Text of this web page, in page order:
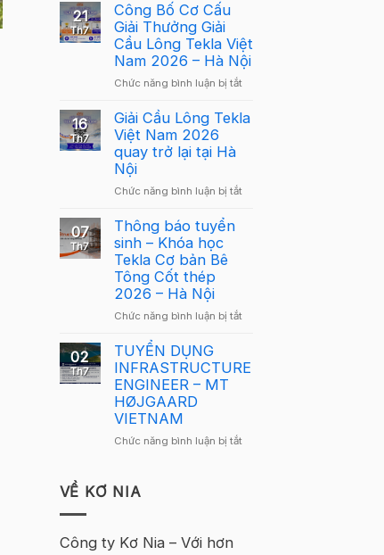
Carbon
–
Hướng
dẫn
dụng
21
Th7
Công Bố Cơ Cấu
Giải Thưởng Giải
Cầu Lông Tekla Việt
Nam 2026 – Hà Nội
Chức năng bình luận bị tắtở
Bố
Giải
Hà
16
Th7
Giải Cầu Lông Tekla
Việt Nam 2026
quay trở lại tại Hà
Nội
Chức năng bình luận bị tắtở
quay
tại
07
Th7
Thông báo tuyển
sinh – Khóa học
Tekla Cơ bản Bê
Tông Cốt thép
2026 – Hà Nội
Chức năng bình luận bị tắtở
tuyển
Tekla
02
Th7
TUYỂN DỤNG
INFRASTRUCTURE
ENGINEER – MT
HØJGAARD
VIETNAM
Chức năng bình luận bị tắtở
VỀ KƠ NIA
Công ty Kơ Nia – Với hơn